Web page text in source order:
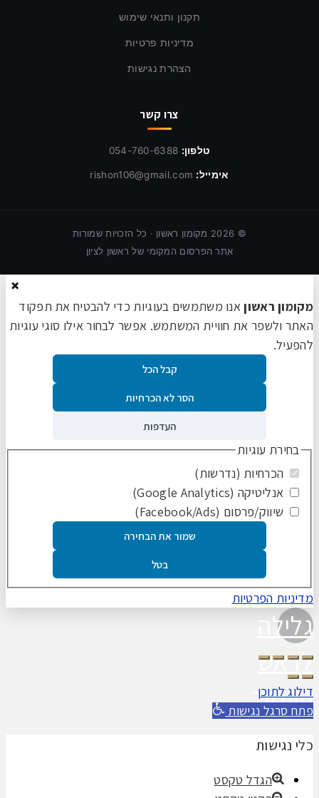
תקנון ותנאי שימוש
מדיניות פרטיות
הצהרת נגישות
צרו קשר
טלפון: 054-760-6388
אימייל: rishon106@gmail.com
©
2026 מקומון ראשון · כל הזכויות שמורות
אתר הפרסום המקומי של ראשון לציון
×
מקומון ראשוןאנו משתמשים בעוגיות כדי להבטיח את תפקוד
האתר ולשפר את חוויית המשתמש. אפשר לבחור אילו סוגי עוגיות
להפעיל.
קבל הכל
הסר לא הכרחיות
העדפות
בחירת עוגיות
הכרחיות (נדרשות)
אנליטיקה (Google Analytics)
שיווק/פרסום (Facebook/Ads)
שמור את הבחירה
בטל
מדיניות הפרטיות
גלילה
לראש
העמוד
דילוג לתוכן
פתח סרגל נגישות
כלי נגישות
הגדל טקסט